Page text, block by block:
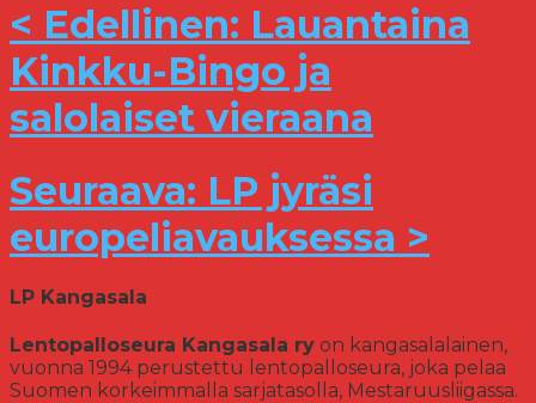
< Edellinen: Lauantaina
Kinkku-Bingo ja
salolaiset vieraana
Seuraava: LP jyräsi
europeliavauksessa >
LP Kangasala
Lentopalloseura Kangasala ry on kangasalalainen,
vuonna 1994 perustettu lentopalloseura, joka pelaa
Suomen korkeimmalla sarjatasolla, Mestaruusliigassa.